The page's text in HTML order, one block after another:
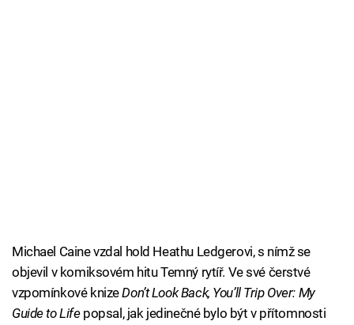
Michael Caine vzdal hold Heathu Ledgerovi, s nímž se
objevil v komiksovém hitu Temný rytíř. Ve své čerstvé
vzpomínkové knizeDon’t Look Back, You’ll Trip Over: My
Guide to Lifepopsal, jak jedinečné bylo být v přítomnosti